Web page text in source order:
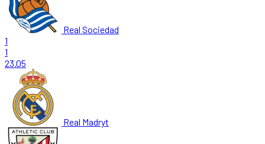
Real Sociedad
1
1
23.05
Real Madryt